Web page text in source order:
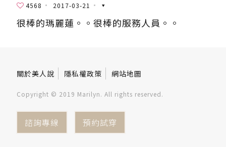
4568 2017-03-21
很棒的瑪麗蓮。。很棒的服務人員。。
關於美人說 隱私權政策 網站地圖
Copyright © 2019 Marilyn. All rights reserved.
諮詢專線 預約試穿